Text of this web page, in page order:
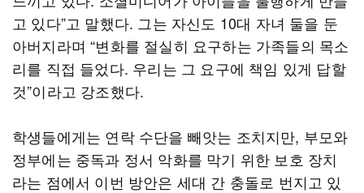
고 있다”고 말했다. 그는 자신도 10대 자녀 둘을 둔
아버지라며 “변화를 절실히 요구하는 가족들의 목소
리를 직접 들었다. 우리는 그 요구에 책임 있게 답할
것”이라고 강조했다.
학생들에게는 연락 수단을 빼앗는 조치지만, 부모와
정부에는 중독과 정서 악화를 막기 위한 보호 장치
라는 점에서 이번 방안은 세대 간 충돌로 번지고 있